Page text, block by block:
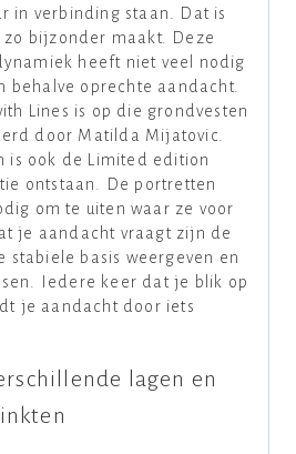
in verbinding staan. Dat is
bijzonder maakt. Deze
heeft niet veel nodig
behalve oprechte aandacht.
Lines is op die grondvesten
door Matilda Mijatovic.
is ook de Limited edition
ontstaan. De portretten
om te uiten waar ze voor
je aandacht vraagt zijn de
stabiele basis weergeven en
Iedere keer dat je blik op
je aandacht door iets
lagen en